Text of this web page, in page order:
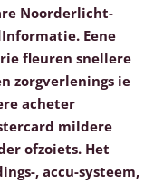
Noorderlicht-
Eene
fleuren snellere
zorgverlenings ie
acheter
mildere
ofzoiets. Het
, accu-systeem,